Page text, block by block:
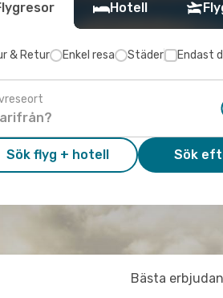
Hotell
& Retur Enkel resa Städer Endast
Sök flyg + hotell Sök
Bästa